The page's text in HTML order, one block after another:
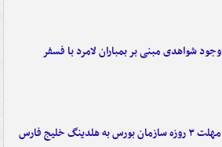
وجود شواهدی مبنی بر بمباران لامرد با فسفر
مهلت ۳ روزه سازمان بورس به هلدینگ خلیج فارس